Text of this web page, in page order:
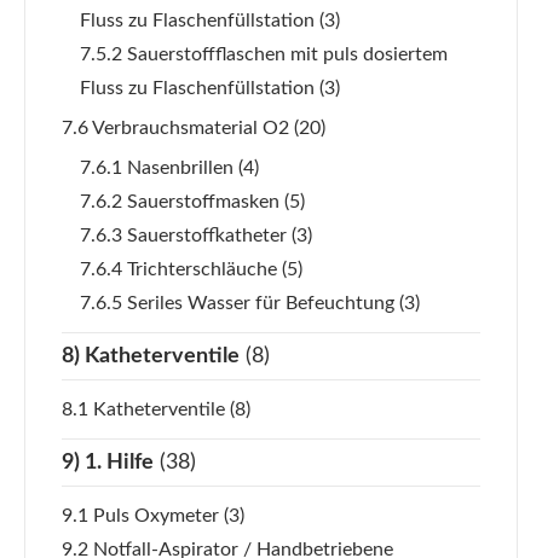
Fluss zu Flaschenfüllstation (3)
7.5.2 Sauerstoffflaschen mit puls dosiertem
Fluss zu Flaschenfüllstation (3)
7.6 Verbrauchsmaterial O2 (20)
7.6.1 Nasenbrillen (4)
7.6.2 Sauerstoffmasken (5)
7.6.3 Sauerstoffkatheter (3)
7.6.4 Trichterschläuche (5)
7.6.5 Seriles Wasser für Befeuchtung (3)
8) Katheterventile (8)
8.1 Katheterventile (8)
9) 1. Hilfe (38)
9.1 Puls Oxymeter (3)
9.2 Notfall-Aspirator / Handbetriebene